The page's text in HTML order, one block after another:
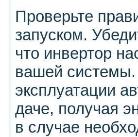
Проверьте
запуском.
что инвертор
вашей системы.
эксплуатации
даче, получая
в случае